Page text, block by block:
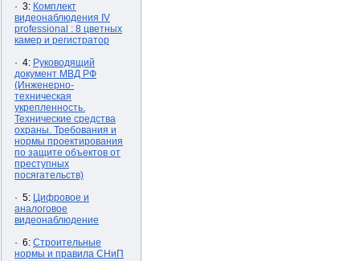
· 3: Комплект
видеонаблюдения IV
professional : 8 цветных
камер и регистратор
· 4: Руководящий
документ МВД РФ
(Инженерно-
техническая
укрепленность.
Технические средства
охраны. Требования и
нормы проектирования
по защите объектов от
преступных
посягательств)
· 5: Цифровое и
аналоговое
видеонаблюдение
· 6: Строительные
нормы и правила СНиП